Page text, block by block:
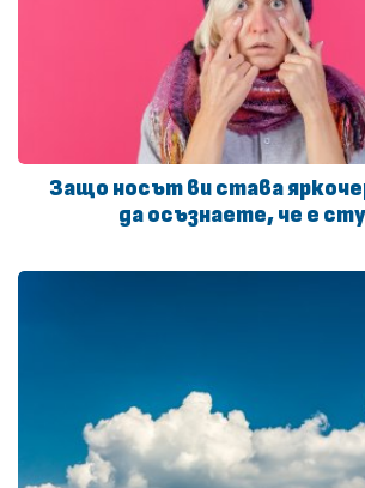
Защо носът ви става
да осъзнаете, че е